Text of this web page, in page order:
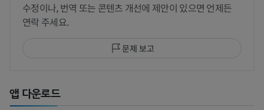
수정이나, 번역 또는 콘텐츠 개선에 제안이 있으면 언제든
연락 주세요.
문제 보고
앱 다운로드